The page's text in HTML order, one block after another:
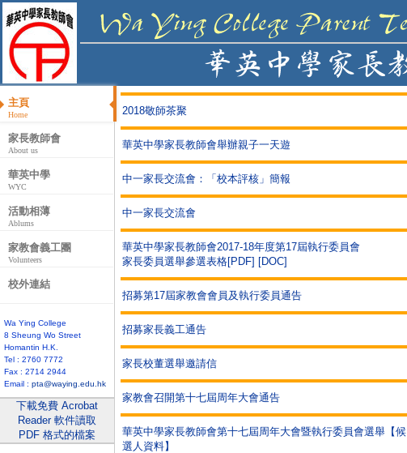
主頁
Home
家長教師會
About us
華英中學
WYC
活動相薄
Ablums
家教會義工團
Volunteers
校外連結
Wa Ying College
8 Sheung Wo Street
Homantin H.K.
Tel : 2760 7772
Fax : 2714 2944
Email : pta@waying.edu.hk
下載免費 Acrobat
Reader 軟件讀取
PDF 格式的檔案
2018敬師茶聚
華英中學家長教師會舉辦親子一天遊
中一家長交流會：「校本評核」簡報
中一家長交流會
華英中學家長教師會2017-18年度第17屆執行委員會
家長委員選舉參選表格[PDF] [DOC]
招募第17屆家教會會員及執行委員通告
招募家長義工通告
家長校董選舉邀請信
家教會召開第十七屆周年大會通告
華英中學家長教師會第十七屆周年大會暨執行委員會選舉【候
選人資料】